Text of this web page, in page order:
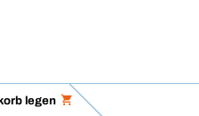
legen